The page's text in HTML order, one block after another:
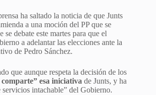
ha saltado la noticia de que Junts
a una moción del PP que se
se debate este martes para que el
a adelantar las elecciones ante la
de Pedro Sánchez.
que aunque respeta la decisión de los
comparte” esa iniciativa de Junts, y ha
intachable” del Gobierno.